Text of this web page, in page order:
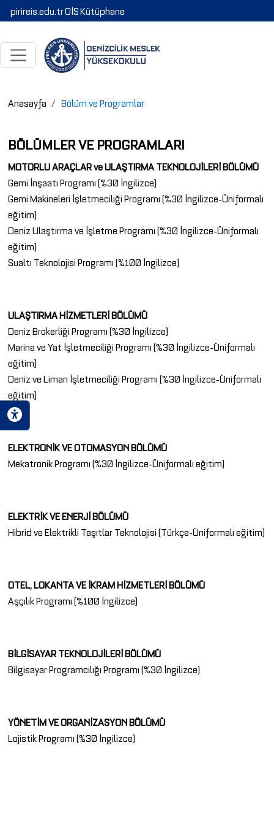
pirireis.edu.trOİSKütüphane
Anasayfa Bölüm ve Programlar
BÖLÜMLER VE PROGRAMLARI
MOTORLU ARAÇLAR ve ULAŞTIRMA TEKNOLOJİLERİ BÖLÜMÜ
Gemi İnşaatı Programı (%30 İngilizce)
Gemi Makineleri İşletmeciliği Programı (%30 İngilizce-Üniformalı
eğitim)
Deniz Ulaştırma ve İşletme Programı (%30 İngilizce-Üniformalı
eğitim)
Sualtı Teknolojisi Programı (%100 İngilizce)
ULAŞTIRMA HİZMETLERİ BÖLÜMÜ
Deniz Brokerliği Programı (%30 İngilizce)
Marina ve Yat İşletmeciliği Programı (%30 İngilizce-Üniformalı
eğitim)
Deniz ve Liman İşletmeciliği Programı (%30 İngilizce-Üniformalı
eğitim)
ELEKTRONİK VE OTOMASYON BÖLÜMÜ
Mekatronik Programı (%30 İngilizce-Üniformalı eğitim)
ELEKTRİK VE ENERJİ BÖLÜMÜ
Hibrid ve Elektrikli Taşıtlar Teknolojisi (Türkçe-Üniformalı eğitim)
OTEL, LOKANTA VE İKRAM HİZMETLERİ BÖLÜMÜ
Aşçılık Programı (%100 İngilizce)
BİLGİSAYAR TEKNOLOJİLERİ BÖLÜMÜ
Bilgisayar Programcılığı Programı (%30 İngilizce)
YÖNETİM VE ORGANİZASYON BÖLÜMÜ
Lojistik Programı (%30 İngilizce)